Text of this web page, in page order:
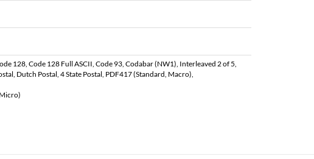
128, Code 128 Full ASCII, Code 93, Codabar (NW1), Interleaved 2 of 5,
Dutch Postal, 4 State Postal, PDF417 (Standard, Macro),